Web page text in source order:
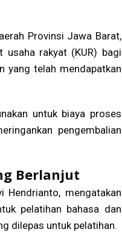
Provinsi Jawa Barat,
rakyat (KUR) bagi
yang telah mendapatkan
untuk biaya proses
pengembalian
Berlanjut
Hendrianto, mengatakan
pelatihan bahasa dan
dilepas untuk pelatihan.